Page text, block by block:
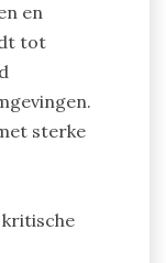
en
tot
sterke